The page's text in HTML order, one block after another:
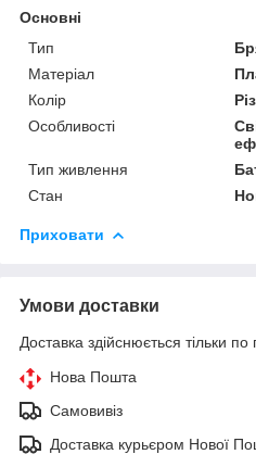
Основні
Тип
Матеріал
Колір
Особливості
Тип живлення
Стан
Приховати
Умови доставки
Доставка здійснюється тільки по
Нова Пошта
Самовивіз
Доставка курьєром Нової